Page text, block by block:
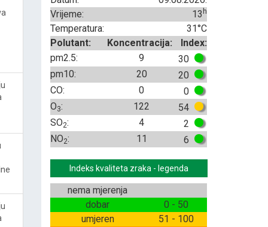
Vrijeme:
13 h
Temperatura:
31°C
Polutant:
Koncentracija:
Index:
pm2.5:
9
30
pm10:
20
20
CO:
0
0
O3: 122
54
SO2: 4
2
NO2: 11 6
Indeks kvaliteta zraka - legenda
nema mjerenja
dobar
0 - 50
umjeren
51 - 100